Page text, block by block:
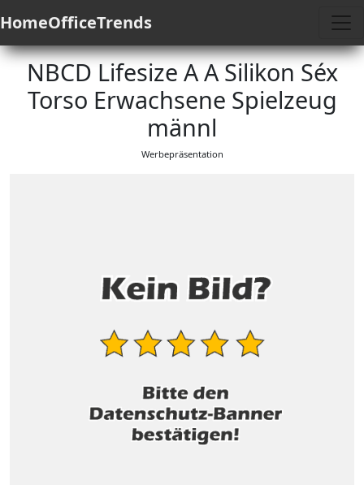
HomeOfficeTrends
NBCD Lifesize A A Silikon Séx
Torso Erwachsene Spielzeug
männl
Werbepräsentation